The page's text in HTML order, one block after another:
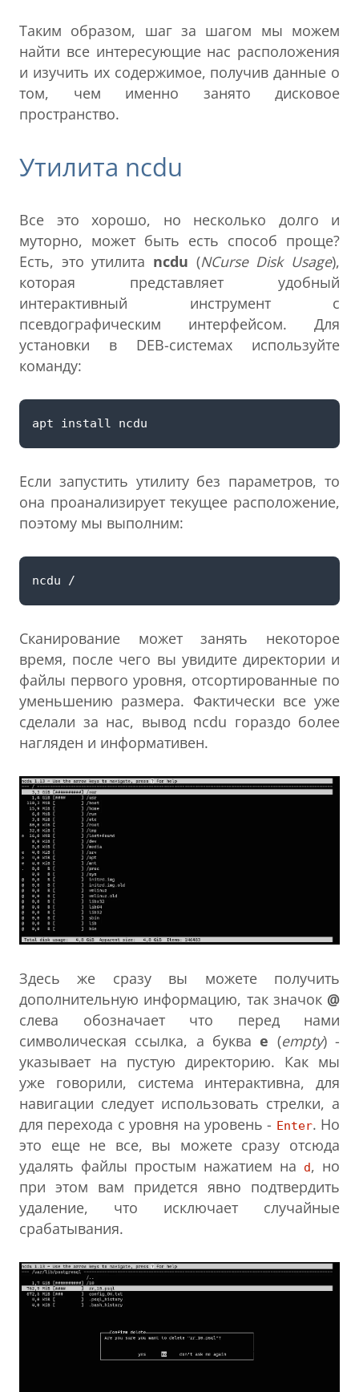
Таким образом, шаг за шагом мы можем
найти все интересующие нас расположения
и изучить их содержимое, получив данные о
том, чем именно занято дисковое
пространство.
Утилита ncdu
Все это хорошо, но несколько долго и
муторно, может быть есть способ проще?
Есть, это утилита ncdu (NCurse Disk Usage),
которая представляет удобный
интерактивный инструмент с
псевдографическим интерфейсом. Для
установки в DEB-cистемах используйте
команду:
Если запустить утилиту без параметров, то
она проанализирует текущее расположение,
поэтому мы выполним:
Сканирование может занять некоторое
время, после чего вы увидите директории и
файлы первого уровня, отсортированные по
уменьшению размера. Фактически все уже
сделали за нас, вывод ncdu гораздо более
нагляден и информативен.
Здесь же сразу вы можете получить
дополнительную информацию, так значок @
слева обозначает что перед нами
символическая ссылка, а букваe (empty) -
указывает на пустую директорию. Как мы
уже говорили, система интерактивна, для
навигации следует использовать стрелки, а
для перехода с уровня на уровень - Enter. Но
это еще не все, вы можете сразу отсюда
удалять файлы простым нажатием на
d, но
при этом вам придется явно подтвердить
удаление, что исключает случайные
срабатывания.